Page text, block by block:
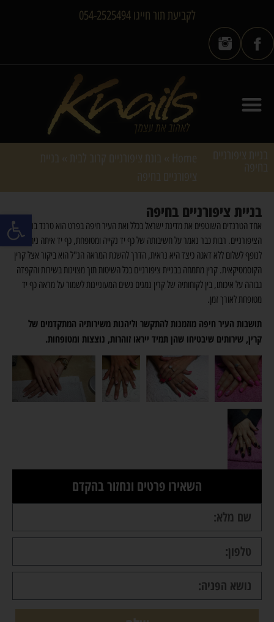
פתח
לקביעת תור חייגו 054-2525494
בניית ציפורניים בחיפה
אחד הטרנדים השוטפים את מדינת ישראל בכלל ואת העיר חיפה בפרט הוא טרנד בניית
הציפורניים. רבות כבר נאמר על חשיבותה של כף יד נקייה ומטופחת, כף יד איתה ניתן
לנופף לשלום ללא דאגה כיצד היא נראית, הדרך להשגת המראה הנ"ל הוא ביקור אצל קרין
הקוסמטיקאית. קרין מתמחה בבניית ציפורניים בכל השיטות תוך מצוינות בשירות והקפדה
גבוהה על איכותו, בין לקוחותיה של קרין נמנים נשים המעוניינות לשמור על מראה כף יד
מטופחת לאורך זמן.
תושבות העיר חיפה מוזמנות להתקשר וליהנות משירותיה המתקדמים של
קרין, שירותים שיבטיחו שהן תמיד ייראו זוהרות, נוצצות ומטופחות.
השאירו פרטים ונחזור בהקדם